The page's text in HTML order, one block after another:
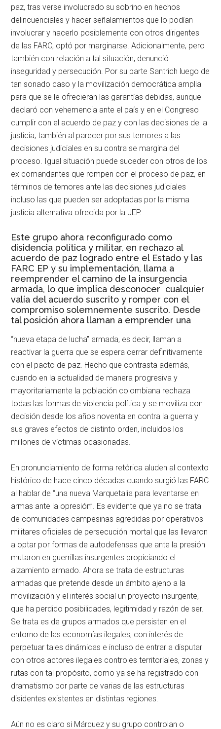
paz, tras verse involucrado su sobrino en hechos
delincuenciales y hacer señalamientos que lo podían
involucrar y hacerlo posiblemente con otros dirigentes
de las FARC, optó por marginarse. Adicionalmente, pero
también con relación a tal situación, denunció
inseguridad y persecución. Por su parte Santrich luego de
tan sonado caso y la movilización democrática amplia
para que se le ofrecieran las garantías debidas, aunque
declaró con vehemencia ante el país y en el Congreso
cumplir con el acuerdo de paz y con las decisiones de la
justicia, también al parecer por sus temores a las
decisiones judiciales en su contra se margina del
proceso. Igual situación puede suceder con otros de los
ex comandantes que rompen con el proceso de paz, en
términos de temores ante las decisiones judiciales
incluso las que pueden ser adoptadas por la misma
justicia alternativa ofrecida por la JEP.
Este grupo ahora reconfigurado como
disidencia política y militar, en rechazo al
acuerdo de paz logrado entre el Estado y las
FARC EP y su implementación, llama a
reemprender el camino de la insurgencia
armada, lo que implica desconocer cualquier
valía del acuerdo suscrito y romper con el
compromiso solemnemente suscrito. Desde
tal posición ahora llaman a emprender una
“nueva etapa de lucha” armada, es decir, llaman a
reactivar la guerra que se espera cerrar definitivamente
con el pacto de paz. Hecho que contrasta además,
cuando en la actualidad de manera progresiva y
mayoritariamente la población colombiana rechaza
todas las formas de violencia política y se moviliza con
decisión desde los años noventa en contra la guerra y
sus graves efectos de distinto orden, incluidos los
millones de víctimas ocasionadas.
En pronunciamiento de forma retórica aluden al contexto
histórico de hace cinco décadas cuando surgió las FARC
al hablar de “una nueva Marquetalia para levantarse en
armas ante la opresión”. Es evidente que ya no se trata
de comunidades campesinas agredidas por operativos
militares oficiales de persecución mortal que las llevaron
a optar por formas de autodefensas que ante la presión
mutaron en guerrillas insurgentes propiciando el
alzamiento armado. Ahora se trata de estructuras
armadas que pretende desde un ámbito ajeno a la
movilización y el interés social un proyecto insurgente,
que ha perdido posibilidades, legitimidad y razón de ser.
Se trata es de grupos armados que persisten en el
entorno de las economías ilegales, con interés de
perpetuar tales dinámicas e incluso de entrar a disputar
con otros actores ilegales controles territoriales, zonas y
rutas con tal propósito, como ya se ha registrado con
dramatismo por parte de varias de las estructuras
disidentes existentes en distintas regiones.
Aún no es claro si Márquez y su grupo controlan o